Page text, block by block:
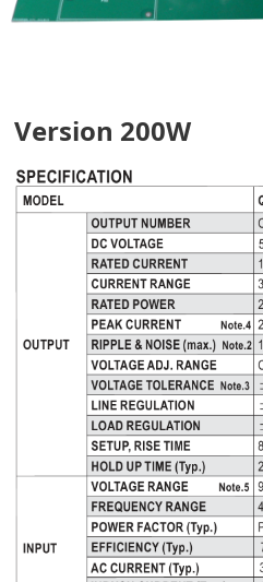
Version 200W